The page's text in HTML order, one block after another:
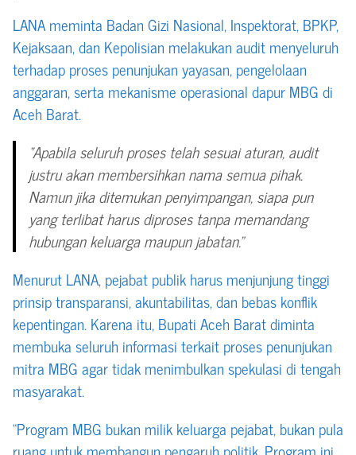
LANA meminta Badan Gizi Nasional, Inspektorat, BPKP,
Kejaksaan, dan Kepolisian melakukan audit menyeluruh
terhadap proses penunjukan yayasan, pengelolaan
anggaran, serta mekanisme operasional dapur MBG di
Aceh Barat.
“Apabila seluruh proses telah sesuai aturan, audit
justru akan membersihkan nama semua pihak.
Namun jika ditemukan penyimpangan, siapa pun
yang terlibat harus diproses tanpa memandang
hubungan keluarga maupun jabatan.”
Menurut LANA, pejabat publik harus menjunjung tinggi
prinsip transparansi, akuntabilitas, dan bebas konflik
kepentingan. Karena itu, Bupati Aceh Barat diminta
membuka seluruh informasi terkait proses penunjukan
mitra MBG agar tidak menimbulkan spekulasi di tengah
masyarakat.
“Program MBG bukan milik keluarga pejabat, bukan pula